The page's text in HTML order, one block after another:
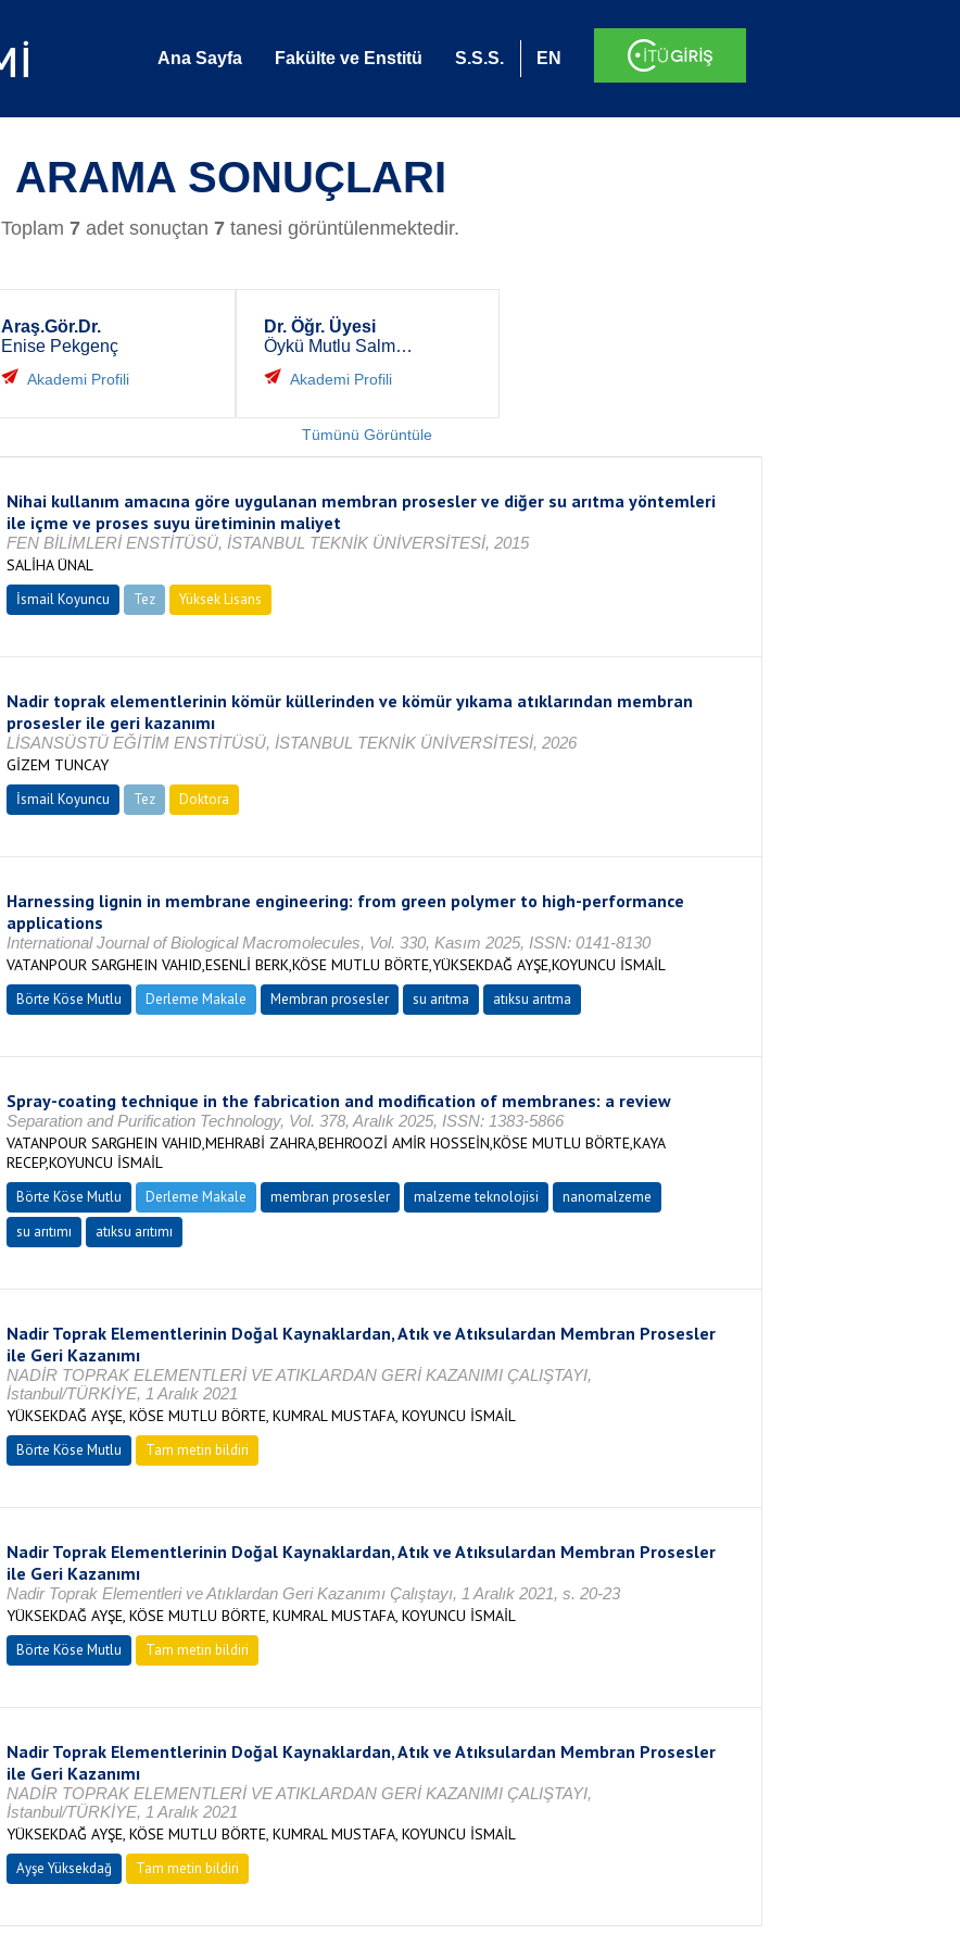
Ana Sayfa Fakülte ve Enstitü S.S.S. EN
ARAMA SONUÇLARI
Toplam 7 adet sonuçtan 7 tanesi görüntülenmektedir.
Araş.Gör.Dr.
Enise Pekgenç
Akademi Profili
Dr. Öğr. Üyesi
Öykü Mutlu Salmanlı
Akademi Profili
Tümünü Görüntüle
Nihai kullanım amacına göre uygulanan membran prosesler ve diğer su arıtma yöntemleri
ile içme ve proses suyu üretiminin maliyet
FEN BİLİMLERİ ENSTİTÜSÜ, İSTANBUL TEKNİK ÜNİVERSİTESİ, 2015
SALİHA ÜNAL
İsmail Koyuncu Tez Yüksek Lisans
Nadir toprak elementlerinin kömür küllerinden ve kömür yıkama atıklarından membran
prosesler ile geri kazanımı
LİSANSÜSTÜ EĞİTİM ENSTİTÜSÜ, İSTANBUL TEKNİK ÜNİVERSİTESİ, 2026
GİZEM TUNCAY
İsmail Koyuncu Tez Doktora
Harnessing lignin in membrane engineering: from green polymer to high-performance
applications
International Journal of Biological Macromolecules, Vol. 330, Kasım 2025, ISSN: 0141-8130
VATANPOUR SARGHEIN VAHID,ESENLİ BERK,KÖSE MUTLU BÖRTE,YÜKSEKDAĞ AYŞE,KOYUNCU İSMAİL
Börte Köse Mutlu Derleme Makale Membran prosesler su arıtma atıksu arıtma
Spray-coating technique in the fabrication and modification of membranes: a review
Separation and Purification Technology, Vol. 378, Aralık 2025, ISSN: 1383-5866
VATANPOUR SARGHEIN VAHID,MEHRABİ ZAHRA,BEHROOZİ AMİR HOSSEİN,KÖSE MUTLU BÖRTE,KAYA
RECEP,KOYUNCU İSMAİL
Börte Köse Mutlu Derleme Makale membran prosesler malzeme teknolojisi
nanomalzeme
su arıtımı
atıksu arıtımı
Nadir Toprak Elementlerinin Doğal Kaynaklardan, Atık ve Atıksulardan Membran Prosesler
ile Geri Kazanımı
NADİR TOPRAK ELEMENTLERİ VE ATIKLARDAN GERİ KAZANIMI ÇALIŞTAYI,
İstanbul/TÜRKİYE, 1 Aralık 2021
YÜKSEKDAĞ AYŞE, KÖSE MUTLU BÖRTE, KUMRAL MUSTAFA, KOYUNCU İSMAİL
Börte Köse Mutlu Tam metin bildiri
Nadir Toprak Elementlerinin Doğal Kaynaklardan, Atık ve Atıksulardan Membran Prosesler
ile Geri Kazanımı
Nadir Toprak Elementleri ve Atıklardan Geri Kazanımı Çalıştayı, 1 Aralık 2021, s. 20-23
YÜKSEKDAĞ AYŞE, KÖSE MUTLU BÖRTE, KUMRAL MUSTAFA, KOYUNCU İSMAİL
Börte Köse Mutlu Tam metin bildiri
Nadir Toprak Elementlerinin Doğal Kaynaklardan, Atık ve Atıksulardan Membran Prosesler
ile Geri Kazanımı
NADİR TOPRAK ELEMENTLERİ VE ATIKLARDAN GERİ KAZANIMI ÇALIŞTAYI,
İstanbul/TÜRKİYE, 1 Aralık 2021
YÜKSEKDAĞ AYŞE, KÖSE MUTLU BÖRTE, KUMRAL MUSTAFA, KOYUNCU İSMAİL
Ayşe Yüksekdağ Tam metin bildiri